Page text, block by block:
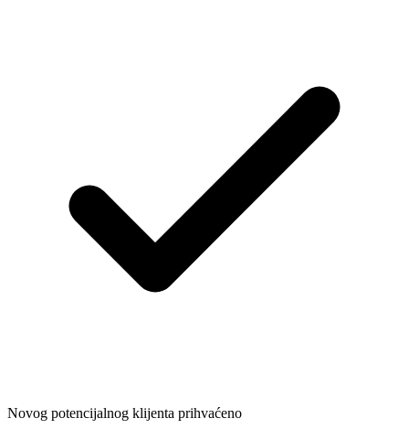
Novog potencijalnog klijenta prihvaćeno